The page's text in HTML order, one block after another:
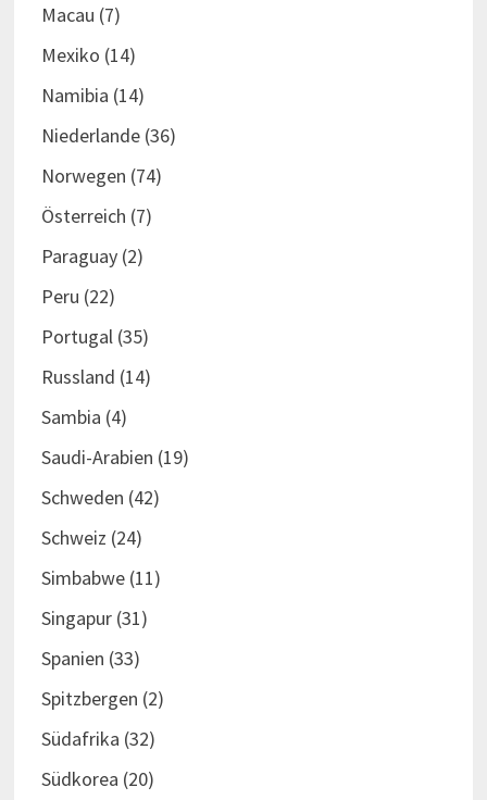
Macau (7)
Mexiko (14)
Namibia (14)
Niederlande(36)
Norwegen (74)
Österreich (7)
Paraguay(2)
Peru (22)
Portugal(35)
Russland (14)
Sambia (4)
Saudi-Arabien (19)
Schweden (42)
Schweiz (24)
Simbabwe(11)
Singapur(31)
Spanien (33)
Spitzbergen (2)
Südafrika (32)
Südkorea (20)